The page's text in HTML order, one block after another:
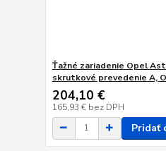
Ťažné zariadenie Opel
skrutkové prevedenie A,
204,10 €
165,93 € bez DPH
Pridať